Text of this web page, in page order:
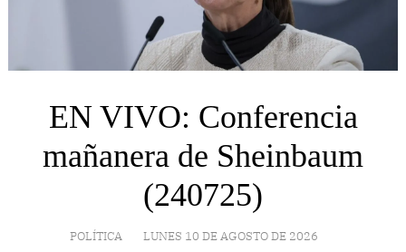
EN VIVO: Conferencia
mañanera de Sheinbaum
(240725)
POLÍTICA LUNES 10 DE AGOSTO DE 2026